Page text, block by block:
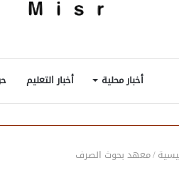
أخبار محلية أخبار التعليم
/معهد بحوث الصرف